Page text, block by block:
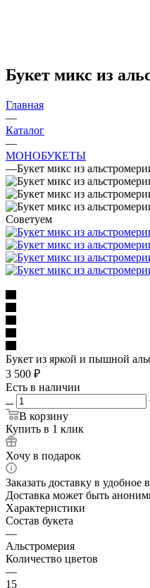
Букет микс из
Главная
—
Каталог
—
МОНОБУКЕТЫ
—Букет микс из
Советуем
Букет из яркой и пышной
3 500 ₽
Есть в наличии
В корзину
Купить в 1 клик
Хочу в подарок
Заказать доставку в удобное
Доставка может быть
Характеристики
Состав букета
—
Альстромерия
Количество цветов
—
15